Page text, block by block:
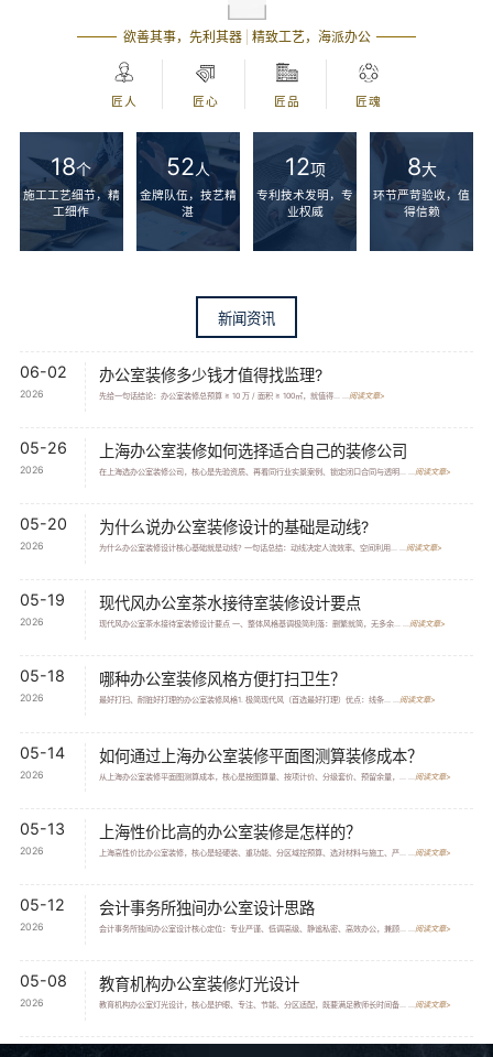
欲善其事，先利其器 | 精致工艺，海派办公
匠人 匠心 匠品 匠魂
18个
施工工艺细节，精
工细作
52人
金牌队伍，技艺精
湛
12项
专利技术发明，专
业权威
8大
环节严苛验收，值
得信赖
新闻资讯
06-02
2026
办公室装修多少钱才值得找监理?
先给一句话结论：办公室装修总预算 ≥ 10 万 / 面积 ≥ 100㎡，就值得... ... 阅读文章>
05-26
2026
上海办公室装修如何选择适合自己的装修公司
在上海选办公室装修公司，核心是先验资质、再看同行业实景案例、锁定闭口合同与透明... ...阅读文章>
05-20
2026
为什么说办公室装修设计的基础是动线?
为什么办公室装修设计核心基础就是动线? 一句话总结：动线决定人流效率、空间利用... ...阅读文章>
05-19
2026
现代风办公室茶水接待室装修设计要点
现代风办公室茶水接待室装修设计要点 一、整体风格基调极简利落：删繁就简，无多余... ...阅读文章>
05-18
2026
哪种办公室装修风格方便打扫卫生？
最好打扫、耐脏好打理的办公室装修风格1. 极简现代风（首选最好打理）优点：线条... ...阅读文章>
05-14
2026
如何通过上海办公室装修平面图测算装修成本？
从上海办公室装修平面图测算成本，核心是按图算量、按项计价、分级套价、预留余量，... ... 阅读文章>
05-13
2026
上海性价比高的办公室装修是怎样的？
上海高性价比办公室装修，核心是轻硬装、重功能、分区域控预算、选对材料与施工、严... ... 阅读文章>
05-12
2026
会计事务所独间办公室设计思路
会计事务所独间办公室设计核心定位：专业严谨、低调高级、静谧私密、高效办公，兼顾... ...阅读文章>
05-08
2026
教育机构办公室装修灯光设计
教育机构办公室灯光设计，核心是护眼、专注、节能、分区适配，既要满足教师长时间备... ...阅读文章>